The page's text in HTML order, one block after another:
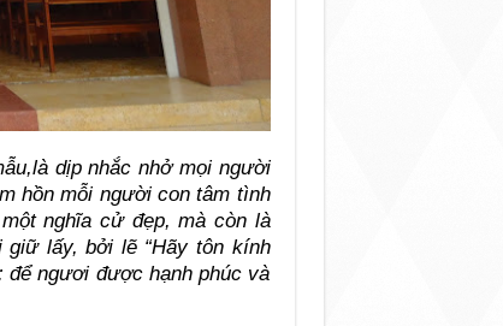
dịp nhắc nhở mọi người
hồn mỗi người con tâm tình
nghĩa cử đẹp, mà còn là
giữ lấy, bởi lẽ “Hãy tôn kính
ngươi được hạnh phúc và